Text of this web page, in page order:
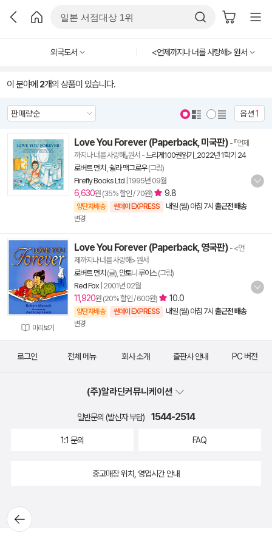
외국도서 <언제까지나 너를 사랑해> 원서
이 분야에 2개의 상품이 있습니다.
옵션1
Love You Forever (Paperback, 미국판) - 『언제
까지나 너를 사랑해』원서 -느리게100권읽기_2022년 1학기 24
로버트 먼치 쉴라 맥그로우(그림)
Firefly Books Ltd 1995년 09월
6,630원 (35% 할인 / 70원) 9.8
양탄자배송 썬데이 EXPRESS 내일 (월) 아침 7시 출근전 배송
변경
미리보기
Love You Forever (Paperback, 영국판) - <언
제까지나 너를 사랑해> 원서
로버트 먼치 (글), 안토니 루이스(그림)
Red Fox 2001년 02월
11,920원 (20% 할인 / 600원) 10.0
양탄자배송 썬데이 EXPRESS 내일 (월) 아침 7시 출근전 배송
변경
뒤로가
기
로그인 전체 메뉴 회사 소개 출판사 안내 PC 버전
(주)알라딘커뮤니케이션
일반문의 (발신자 부담) 1544-2514
1:1 문의 FAQ
중고매장 위치, 영업시간 안내